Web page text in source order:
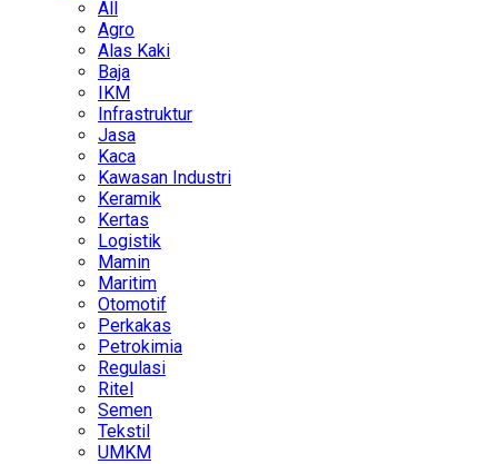
All
Agro
Alas Kaki
Baja
IKM
Infrastruktur
Jasa
Kaca
Kawasan Industri
Keramik
Kertas
Logistik
Mamin
Maritim
Otomotif
Perkakas
Petrokimia
Regulasi
Ritel
Semen
Tekstil
UMKM